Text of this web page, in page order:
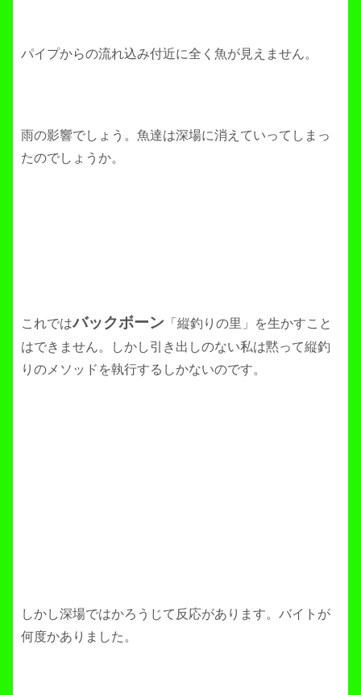
パイプからの流れ込み付近に全く魚が見えません。
雨の影響でしょう。魚達は深場に消えていってしまっ
たのでしょうか。
これではバックボーン 「縦釣りの里」を生かすこと
はできません。しかし引き出しのない私は黙って縦釣
りのメソッドを執行するしかないのです。
しかし深場ではかろうじて反応があります。バイトが
何度かありました。